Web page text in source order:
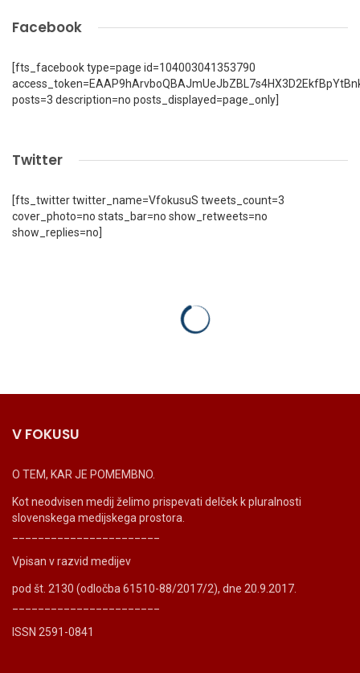
Facebook
[fts_facebook type=page id=104003041353790
posts=3 description=no posts_displayed=page_only]
Twitter
[fts_twitter twitter_name=VfokusuS tweets_count=3
cover_photo=no stats_bar=no show_retweets=no
show_replies=no]
V FOKUSU
O TEM, KAR JE POMEMBNO.
Kot neodvisen medij želimo prispevati delček k pluralnosti
slovenskega medijskega prostora.
Vpisan v razvid medijev
pod št. 2130 (odločba 61510-88/2017/2), dne 20.9.2017.
ISSN 2591-0841